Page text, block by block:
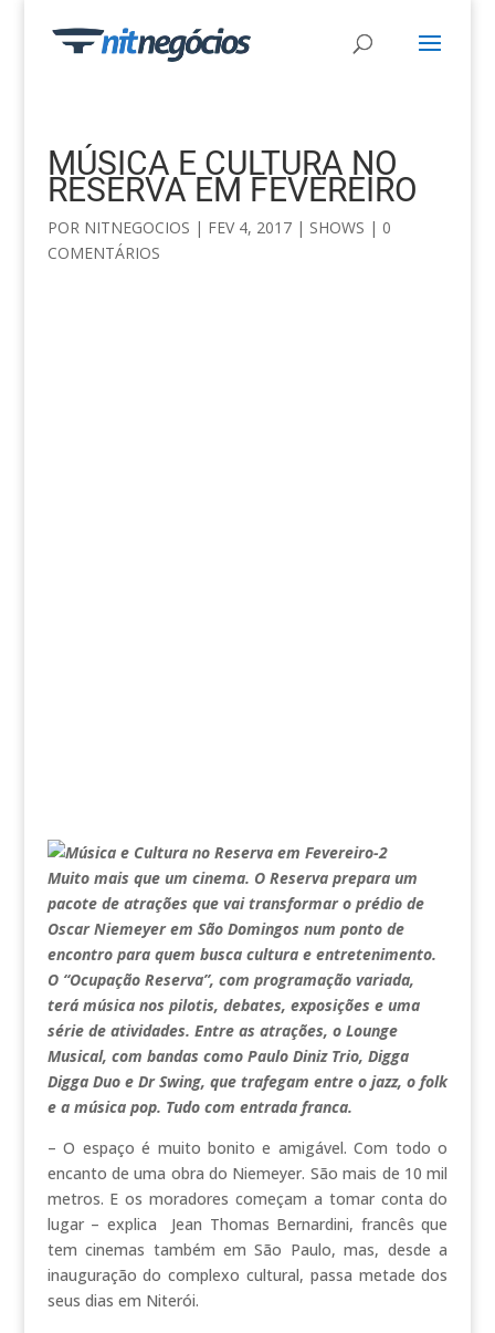
MÚSICA E CULTURA NO
RESERVA EM FEVEREIRO
POR NITNEGOCIOS | FEV 4, 2017| SHOWS | 0
COMENTÁRIOS
Muito mais que um cinema. O Reserva prepara um
pacote de atrações que vai transformar o prédio de
Oscar Niemeyer em São Domingos num ponto de
encontro para quem busca cultura e entretenimento.
O “Ocupação Reserva”, com programação variada,
terá música nos pilotis, debates, exposições e uma
série de atividades. Entre as atrações, o Lounge
Musical, com bandas como Paulo Diniz Trio, Digga
Digga Duo e Dr Swing, que trafegam entre o jazz, o folk
e a música pop. Tudo com entrada franca.
– O espaço é muito bonito e amigável. Com todo o
encanto de uma obra do Niemeyer. São mais de 10 mil
metros. E os moradores começam a tomar conta do
lugar – explica Jean Thomas Bernardini, francês que
tem cinemas também em São Paulo, mas, desde a
inauguração do complexo cultural, passa metade dos
seus dias em Niterói.